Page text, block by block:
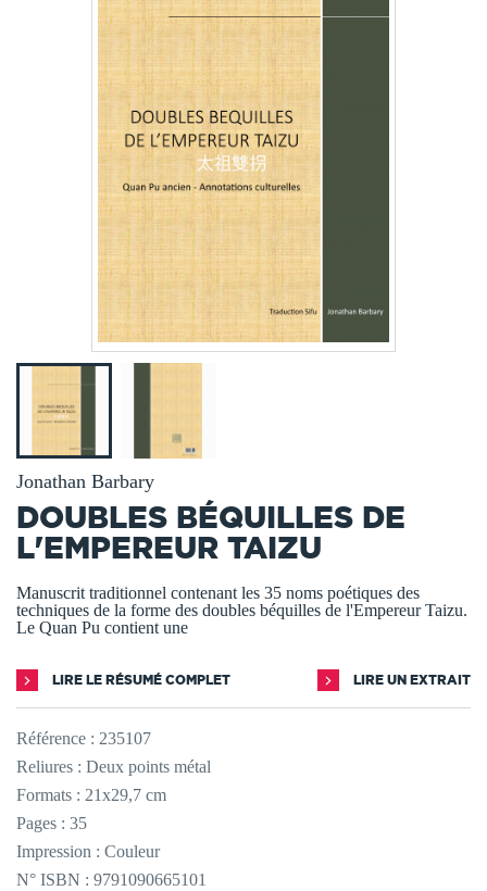
Jonathan Barbary
DOUBLES BÉQUILLES DE
L'EMPEREUR TAIZU
Manuscrit traditionnel contenant les 35 noms poétiques des
techniques de la forme des doubles béquilles de l'Empereur Taizu.
Le Quan Pu contient une
LIRE LE RÉSUMÉ COMPLET LIRE UN EXTRAIT
Référence : 235107
Reliures : Deux points métal
Formats : 21x29,7 cm
Pages : 35
Impression : Couleur
N° ISBN : 9791090665101